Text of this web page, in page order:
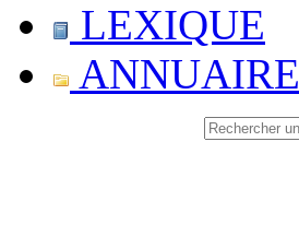
LEXIQUE
ANNUAIRE